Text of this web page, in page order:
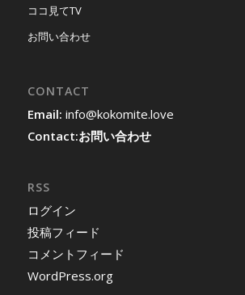
ココ見てTV
お問い合わせ
CONTACT
Email: info@kokomite.love
Contact:お問い合わせ
RSS
ログイン
投稿フィード
コメントフィード
WordPress.org